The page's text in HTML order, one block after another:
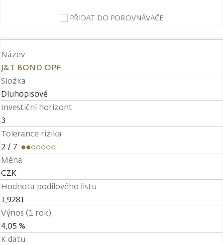
PŘIDAT DO POROVNÁVAČE
Název
J&T BOND OPF
Složka
Dluhopisové
Investiční horizont
3
Tolerance rizika
2 / 7
Měna
CZK
Hodnota podílového listu
1,9281
Výnos (1 rok)
4,05 %
K datu